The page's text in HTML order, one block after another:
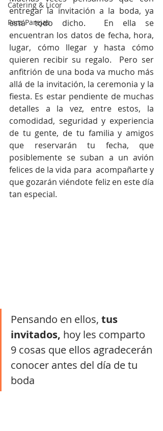
Catering & Licor
Para Parejas
entregar la invitación a la boda, ya
está todo dicho.  En ella se
encuentran los datos de fecha, hora,
lugar, cómo llegar y hasta cómo
quieren recibir su regalo.  Pero ser
anfitrión de una boda va mucho más
allá de la invitación, la ceremonia y la
fiesta. Es estar pendiente de muchas
detalles a la vez, entre estos, la
comodidad, seguridad y experiencia
de tu gente, de tu familia y amigos
que reservarán tu fecha, que
posiblemente se suban a un avión
felices de la vida para  acompañarte y
que gozarán viéndote feliz en este día
tan especial.
Pensando en ellos, tus
invitados, hoy les comparto
9 cosas que ellos agradecerán
conocer antes del día de tu
boda